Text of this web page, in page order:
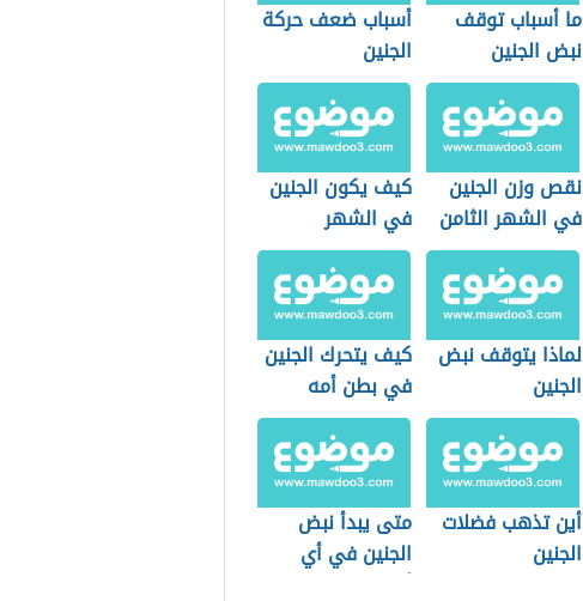
ما أسباب توقف
نبض الجنين
أسباب ضعف حركة
الجنين
نقص وزن الجنين
في الشهر الثامن
كيف يكون الجنين
في الشهر
السادس
لماذا يتوقف نبض
الجنين
كيف يتحرك الجنين
في بطن أمه
أين تذهب فضلات
الجنين
متى يبدأ نبض
الجنين في أي
أسبوع